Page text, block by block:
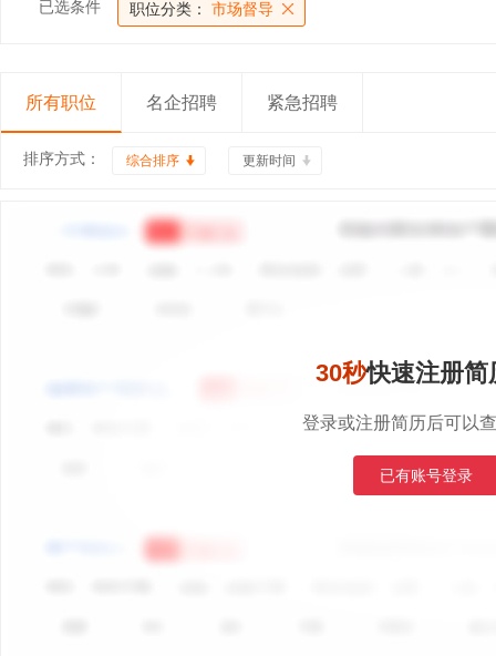
已选条件 职位分类： 市场督导
所有职位 名企招聘 紧急招聘
排序方式： 综合排序 更新时间
30秒快速注册简
登录或注册简历后可以
已有账号登录